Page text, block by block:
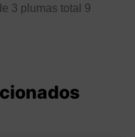
3 plumas total 9